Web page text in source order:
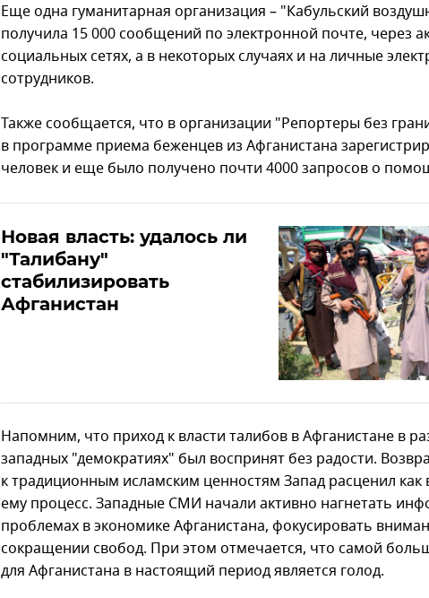
Еще одна гуманитарная организация – "Кабульский
получила 15 000 сообщений по электронной почте, через
социальных сетях, а в некоторых случаях и на личные
сотрудников.
Также сообщается, что в организации "Репортеры без
в программе приема беженцев из Афганистана
человек и еще было получено почти 4000 запросов о
Новая власть: удалось ли
"Талибану"
стабилизировать
Афганистан
Напомним, что приход к власти талибов в Афганистане в
западных "демократиях" был воспринят без радости.
к традиционным исламским ценностям Запад расценил
ему процесс. Западные СМИ начали активно нагнетать
проблемах в экономике Афганистана, фокусировать
сокращении свобод. При этом отмечается, что самой
для Афганистана в настоящий период является голод.